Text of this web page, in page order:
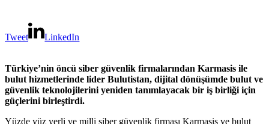
Tweet LinkedIn
Türkiye’nin öncü siber güvenlik firmalarından Karmasis ile
bulut hizmetlerinde lider Bulutistan, dijital dönüşümde bulut ve
güvenlik teknolojilerini yeniden tanımlayacak bir iş birliği için
güçlerini birleştirdi.
Yüzde yüz yerli ve milli siber güvenlik firması Karmasis ve bulut